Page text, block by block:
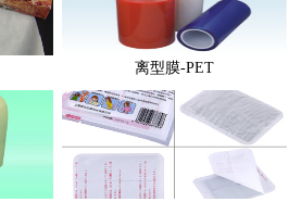
离型膜-PET